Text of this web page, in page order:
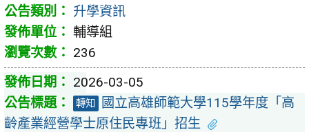
升學資訊
輔導組
236
2026-03-05
轉知
國立高雄師範大學115學年度「高
齡產業經營學士原住民專班」招生